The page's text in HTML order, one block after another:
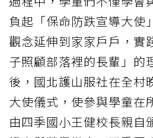
負起「保命防跌宣導大使
觀念延伸到家家戶戶，實
子照顧部落裡的長輩」的
後，國北護山服社在全村
大使儀式，使參與學童在
由四季國小王健校長親自